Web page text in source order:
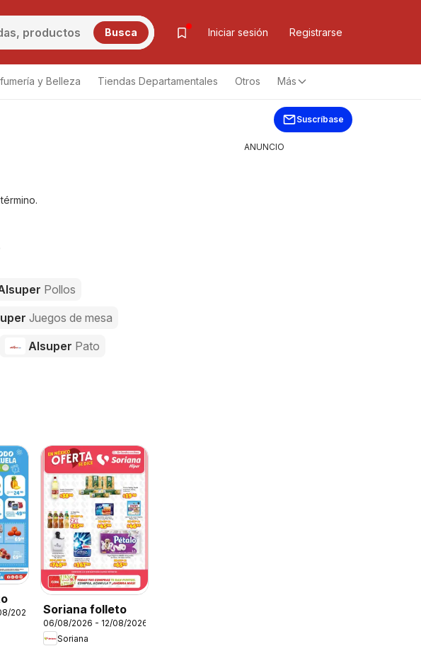
Busca Iniciar sesión Registrarse
y Belleza Tiendas Departamentales Otros Más
Suscríbase
Pollos
Juegos de mesa
Alsuper Pato
2026
Soriana folleto
06/08/2026 - 12/08/2026
Soriana
ANUNCIO